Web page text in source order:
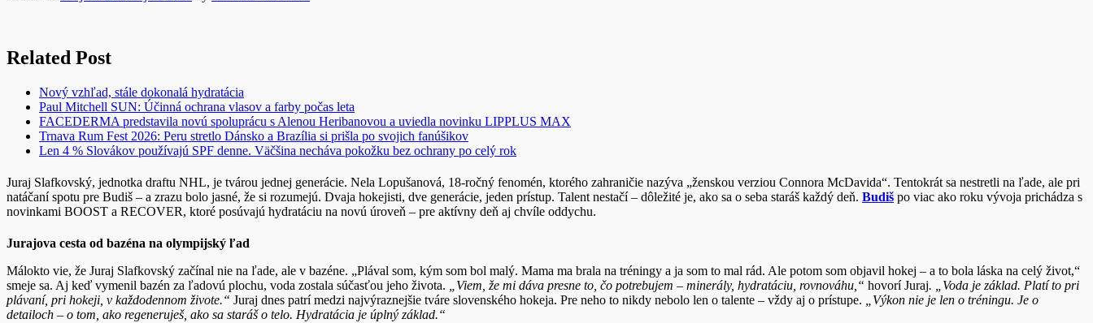
Related Post
Nový vzhľad, stále dokonalá hydratácia
Paul Mitchell SUN: Účinná ochrana vlasov a farby počas leta
FACEDERMA predstavila novú spoluprácu s Alenou Heribanovou a uviedla novinku LIPPLUS MAX
Trnava Rum Fest 2026: Peru stretlo Dánsko a Brazília si prišla po svojich fanúšikov
Len 4 % Slovákov používajú SPF denne. Väčšina necháva pokožku bez ochrany po celý rok
Juraj Slafkovský, jednotka draftu NHL, je tvárou jednej generácie. Nela Lopušanová, 18-ročný fenomén, ktorého zahraničie nazýva „ženskou verziou Connora McDavida“. Tentokrát sa nestretli na ľade, ale pri
natáčaní spotu pre Budiš – a zrazu bolo jasné, že si rozumejú. Dvaja hokejisti, dve generácie, jeden prístup. Talent nestačí – dôležité je, ako sa o seba staráš každý deň. Budiš po viac ako roku vývoja prichádza s
novinkami BOOST a RECOVER, ktoré posúvajú hydratáciu na novú úroveň – pre aktívny deň aj chvíle oddychu.
Jurajova cesta od bazéna na olympijský ľad
Málokto vie, že Juraj Slafkovský začínal nie na ľade, ale v bazéne. „Plával som, kým som bol malý. Mama ma brala na tréningy a ja som to mal rád. Ale potom som objavil hokej – a to bola láska na celý život,“
smeje sa. Aj keď vymenil bazén za ľadovú plochu, voda zostala súčasťou jeho života.
„Viem, že mi dáva presne to, čo potrebujem – minerály, hydratáciu, rovnováhu,“ hovorí Juraj. „Voda je základ. Platí to pri
plávaní, pri hokeji, v každodennom živote.“ Juraj dnes patrí medzi najvýraznejšie tváre slovenského hokeja. Pre neho to nikdy nebolo len o talente – vždy aj o prístupe.
„Výkon nie je len o tréningu. Je o
detailoch – o tom, ako regeneruješ, ako sa staráš o telo. Hydratácia je úplný základ.“